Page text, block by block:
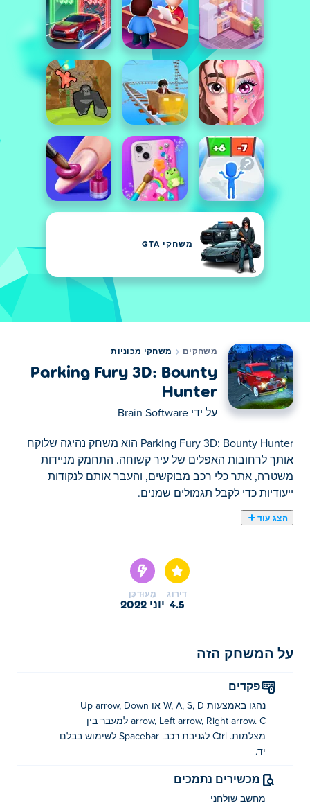
משחקי GTA
משחקים משחקי מכוניות
Parking Fury 3D: Bounty
Hunter
על ידי Brain Software
Parking Fury 3D: Bounty Hunter הוא משחק נהיגה שלוקח
אותך לרחובות האפלים של עיר קשוחה. התחמק מניידות
משטרה, אתר כלי רכב מבוקשים, והעבר אותם לנקודות
ייעודיות כדי לקבל תגמולים שמנים.
הצג עוד
דירוג
4.5
מְעוּדכָּן
יוני 2022
על המשחק הזה
פקדים
נהגו באמצעות W, A, S, D או Up arrow, Down
arrow, Left arrow, Right arrow. C למעבר בין
מצלמות. Ctrl לגניבת רכב. Spacebar לשימוש בבלם
יד.
מכשירים נתמכים
מחשב שולחני